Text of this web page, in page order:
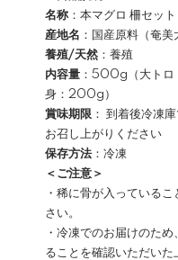
名称 ：本マグロ 柵セッ
産地名 ：国産原料（奄美
養殖/天然 ：養殖
内容量 ：500g（大ト
身：200g）
賞味期限 ： 到着後冷凍
お召し上がりください
保存方法 ：冷凍
＜ご注意＞
・稀に骨が入っている
さい。
・冷凍でのお届けのた
ることを確認いただいた